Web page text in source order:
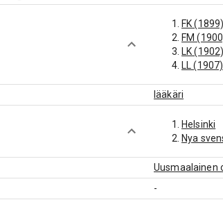
FK (1899)
FM
LK (1902)
LL (1907)
lääkäri
Helsinki
Nya
Uusmaalainen
-